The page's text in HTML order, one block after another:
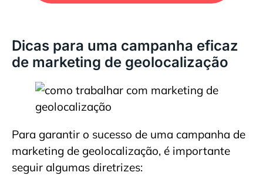
Dicas para uma campanha eficaz
de marketing de geolocalização
Para garantir o sucesso de uma campanha de
marketing de geolocalização, é importante
seguir algumas diretrizes: